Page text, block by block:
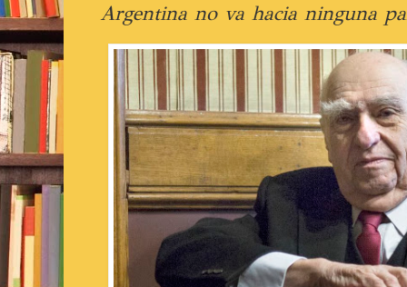
Argentina no va hacia ninguna